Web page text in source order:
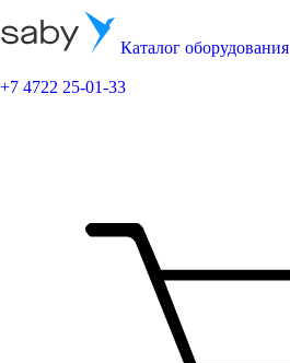
Каталог оборудования
+7 4722 25-01-33